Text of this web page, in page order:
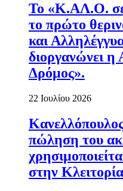
Το «Κ.ΑΛ.Ο. σε
το πρώτο
και
διοργανώνει
Δρόμος».
22 Ιουλίου 2026
πώληση του
στην